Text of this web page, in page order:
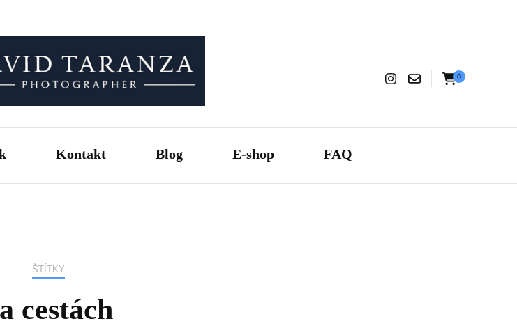
Taranza
na kterých záleží.
0
Kontakt Blog E-shop FAQ
ŠTÍTKY
cestách